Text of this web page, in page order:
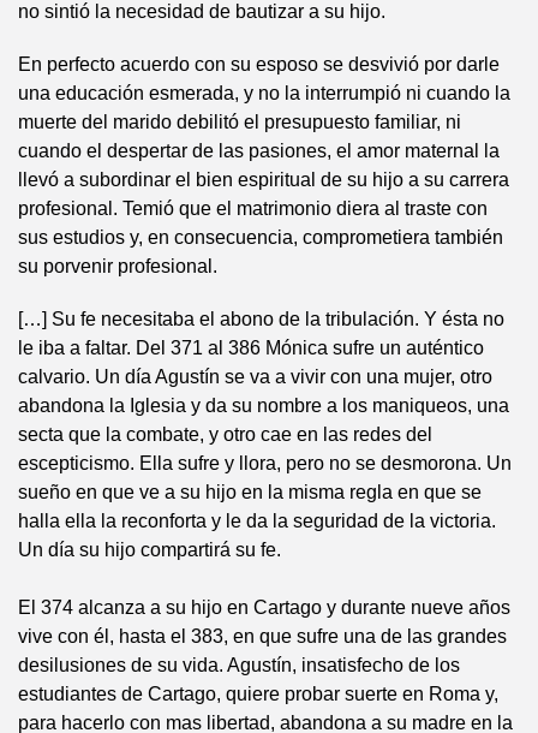
no sintió la necesidad de bautizar a su hijo.
En perfecto acuerdo con su esposo se desvivió por darle
una educación esmerada, y no la interrumpió ni cuando la
muerte del marido debilitó el presupuesto familiar, ni
cuando el despertar de las pasiones, el amor maternal la
llevó a subordinar el bien espiritual de su hijo a su carrera
profesional. Temió que el matrimonio diera al traste con
sus estudios y, en consecuencia, comprometiera también
su porvenir profesional.
[…] Su fe necesitaba el abono de la tribulación. Y ésta no
le iba a faltar. Del 371 al 386 Mónica sufre un auténtico
calvario. Un día Agustín se va a vivir con una mujer, otro
abandona la Iglesia y da su nombre a los maniqueos, una
secta que la combate, y otro cae en las redes del
escepticismo. Ella sufre y llora, pero no se desmorona. Un
sueño en que ve a su hijo en la misma regla en que se
halla ella la reconforta y le da la seguridad de la victoria.
Un día su hijo compartirá su fe.
El 374 alcanza a su hijo en Cartago y durante nueve años
vive con él, hasta el 383, en que sufre una de las grandes
desilusiones de su vida. Agustín, insatisfecho de los
estudiantes de Cartago, quiere probar suerte en Roma y,
para hacerlo con mas libertad, abandona a su madre en la